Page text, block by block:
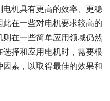
机具有更高的效率、更稳
在一些对电机要求较高的
在一些简单应用领域仍然
择和应用电机时，需要根
素，以取得最佳的效果和